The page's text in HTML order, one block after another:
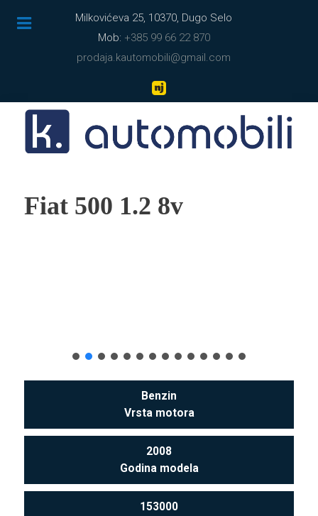
Milkovićeva 25, 10370, Dugo Selo
Mob: +385 99 66 22 870
prodaja.kautomobili@gmail.com
Fiat 500 1.2 8v
Benzin
Vrsta motora
2008
Godina modela
153000